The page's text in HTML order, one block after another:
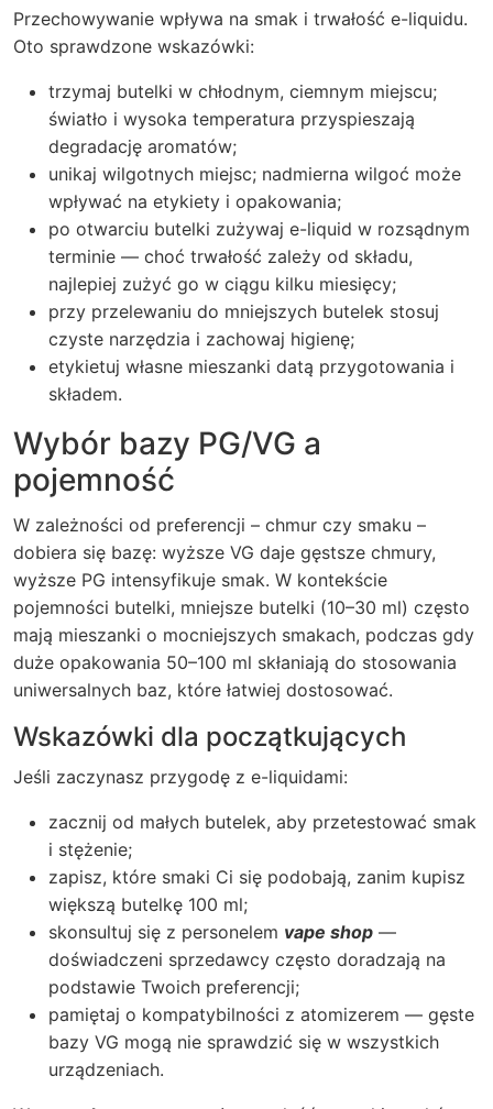
Przechowywanie wpływa na smak i trwałość e-liquidu.
Oto sprawdzone wskazówki:
trzymaj butelki w chłodnym, ciemnym miejscu;
światło i wysoka temperatura przyspieszają
degradację aromatów;
unikaj wilgotnych miejsc; nadmierna wilgoć może
wpływać na etykiety i opakowania;
po otwarciu butelki zużywaj e-liquid w rozsądnym
terminie — choć trwałość zależy od składu,
najlepiej zużyć go w ciągu kilku miesięcy;
przy przelewaniu do mniejszych butelek stosuj
czyste narzędzia i zachowaj higienę;
etykietuj własne mieszanki datą przygotowania i
składem.
Wybór bazy PG/VG a
pojemność
W zależności od preferencji – chmur czy smaku –
dobiera się bazę: wyższe VG daje gęstsze chmury,
wyższe PG intensyfikuje smak. W kontekście
pojemności butelki, mniejsze butelki (10–30 ml) często
mają mieszanki o mocniejszych smakach, podczas gdy
duże opakowania 50–100 ml skłaniają do stosowania
uniwersalnych baz, które łatwiej dostosować.
Wskazówki dla początkujących
Jeśli zaczynasz przygodę z e-liquidami:
zacznij od małych butelek, aby przetestować smak
i stężenie;
zapisz, które smaki Ci się podobają, zanim kupisz
większą butelkę 100 ml;
skonsultuj się z personelem vape shop —
doświadczeni sprzedawcy często doradzają na
podstawie Twoich preferencji;
pamiętaj o kompatybilności z atomizerem — gęste
bazy VG mogą nie sprawdzić się w wszystkich
urządzeniach.